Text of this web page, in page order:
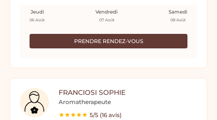
PRENDRE RENDEZ-VOUS
Jeudi
06 Août
Vendredi
07 Août
Samedi
08 Août
FRANCIOSI SOPHIE
Aromatherapeute
5/5 (16 avis)